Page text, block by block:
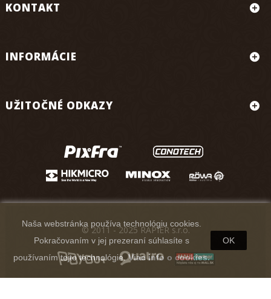
KONTAKT
INFORMÁCIE
UŽITOČNÉ ODKAZY
Naša webstránka používa technológiu cookies.
Pokračovaním v jej prezeraní súhlasíte s
používaním tejto technológie.Viac info o cookies.
OK
© 2011 - 2025 RAPIER s.r.o.